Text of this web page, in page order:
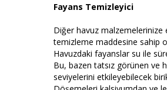
Fayans Temizleyici
Diğer havuz malzemelerinize
temizleme maddesine sahip
Havuzdaki fayanslar su ile
Bu, bazen tatsız görünen ve
seviyelerini etkileyebilecek